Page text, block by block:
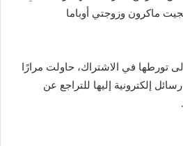
ماكرون وزوجتي أوباما
تورطها في الاشتراك، حاولت مرارًا
إلكترونية إليها للتراجع عن